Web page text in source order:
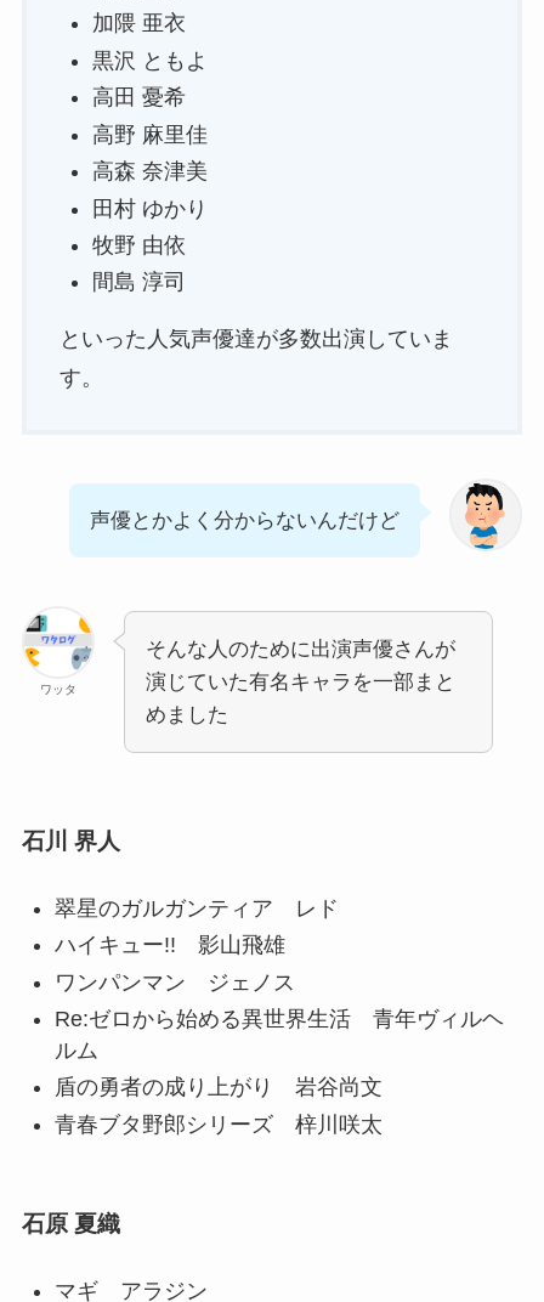
加隈 亜衣
黒沢 ともよ
高田 憂希
高野 麻里佳
高森 奈津美
田村 ゆかり
牧野 由依
間島 淳司
といった人気声優達が多数出演していま
す。
声優とかよく分からないんだけど
ワッタ
そんな人のために出演声優さんが
演じていた有名キャラを一部まと
めました
石川 界人
翠星のガルガンティア レド
ハイキュー!! 影山飛雄
ワンパンマン ジェノス
Re:ゼロから始める異世界生活 青年ヴィルヘ
ルム
盾の勇者の成り上がり 岩谷尚文
青春ブタ野郎シリーズ 梓川咲太
石原 夏織
マギ アラジン